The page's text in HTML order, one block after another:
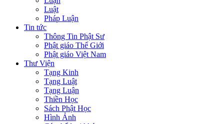
Luật
Pháp Luận
Tin tức
Thông Tin Phật Sư
Phật giáo Thế Giới
Phật giáo Việt Nam
Thư Viện
Tạng Kinh
Tạng Luật
Tạng Luận
Thiền Học
Sách Phật Học
Hình Ảnh